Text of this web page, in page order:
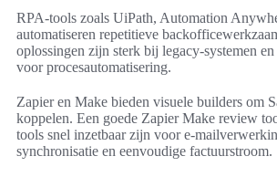
RPA-tools zoals UiPath, Automation
automatiseren repetitieve
oplossingen zijn sterk bij legacy-systemen
voor procesautomatisering.
Zapier en Make bieden visuele builders om
koppelen. Een goede Zapier Make review
tools snel inzetbaar zijn voor e-
synchronisatie en eenvoudige factuurstroom.